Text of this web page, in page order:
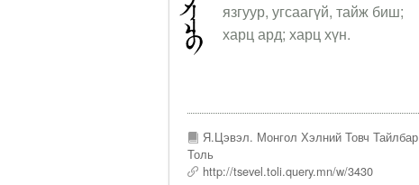
язгуур, угсаагүй, тайж биш;
харц ард; харц хүн.
Я.Цэвэл. Монгол Хэлний Товч Тайлбар
Толь
http://tsevel.toli.query.mn/w/3430